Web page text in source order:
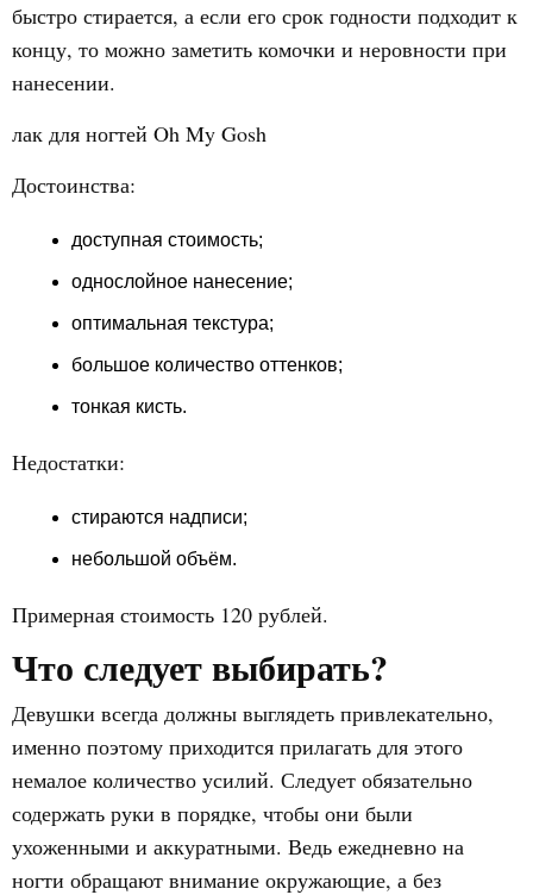
быстро стирается, а если его срок годности подходит к
концу, то можно заметить комочки и неровности при
нанесении.
лак для ногтей Oh My Gosh
Достоинства:
доступная стоимость;
однослойное нанесение;
оптимальная текстура;
большое количество оттенков;
тонкая кисть.
Недостатки:
стираются надписи;
небольшой объём.
Примерная стоимость 120 рублей.
Что следует выбирать?
Девушки всегда должны выглядеть привлекательно,
именно поэтому приходится прилагать для этого
немалое количество усилий. Следует обязательно
содержать руки в порядке, чтобы они были
ухоженными и аккуратными. Ведь ежедневно на
ногти обращают внимание окружающие, а без